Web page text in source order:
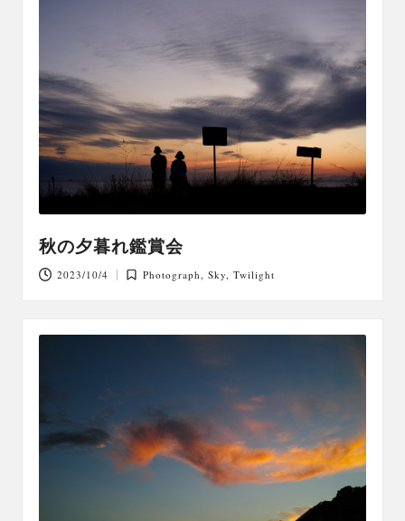
秋の夕暮れ鑑賞会
2023/10/4
Posted
Photograph ,Sky ,Twilight